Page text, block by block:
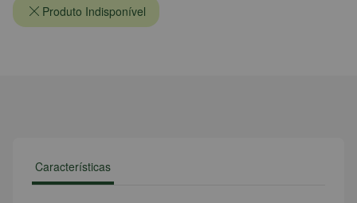
Produto Indisponível
Características